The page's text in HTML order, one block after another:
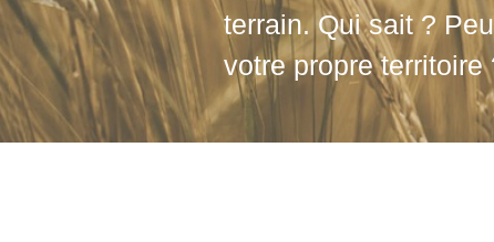
terrain. Qui sait ?
votre propre territoire